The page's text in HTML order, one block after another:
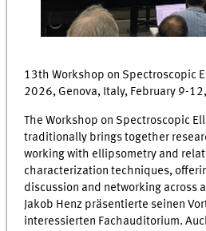
13th Workshop on Spectroscopic
2026, Genova, Italy, February 9-
The Workshop on Spectroscopic
traditionally brings together
working with ellipsometry and
characterization techniques,
discussion and networking across
Jakob Henz präsentierte seinen
interessierten Fachauditorium.